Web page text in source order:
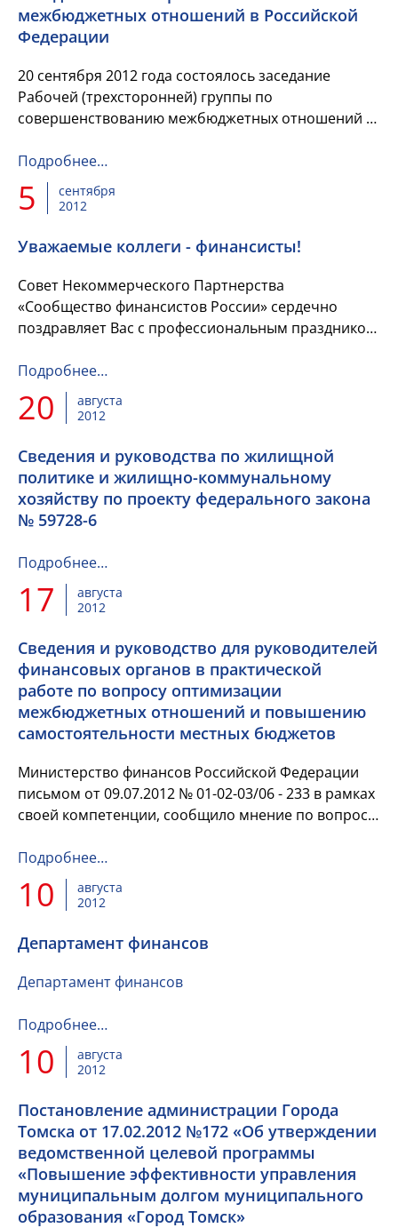
межбюджетных отношений в Российской
Федерации
20 сентября 2012 года состоялось заседание
Рабочей (трехсторонней) группы по
совершенствованию межбюджетных отношений в
вопросы: об основных параметрах бюд...
Подробнее…
5
сентября
2012
Уважаемые коллеги - финансисты!
Совет Некоммерческого Партнерства
«Сообщество финансистов России» сердечно
поздравляет Вас с профессиональным праздником
Подробнее…
20
августа
2012
Сведения и руководства по жилищной
политике и жилищно-коммунальному
хозяйству по проекту федерального закона
№ 59728-6
Подробнее…
17
августа
2012
Сведения и руководство для руководителей
финансовых органов в практической
работе по вопросу оптимизации
межбюджетных отношений и повышению
самостоятельности местных бюджетов
Министерство финансов Российской Федерации
письмом от 09.07.2012 № 01-02-03/06 - 233 в рамках
своей компетенции, сообщило мнение по вопросу
повышению самостоятельности...
Подробнее…
10
августа
2012
Департамент финансов
Департамент финансов
Подробнее…
10
августа
2012
Постановление администрации Города
Томска от 17.02.2012 №172 «Об утверждении
ведомственной целевой программы
«Повышение эффективности управления
муниципальным долгом муниципального
образования «Город Томск»